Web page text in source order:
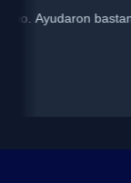
Ayudaron